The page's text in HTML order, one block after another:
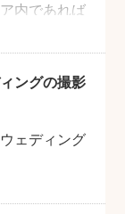
内であれば
好きなプ
と選べるの
ことができ
ングの撮影
ェディング
・ヘアメ
ておりませ